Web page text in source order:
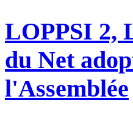
LOPPSI 2,
du Net
l'Assemblée